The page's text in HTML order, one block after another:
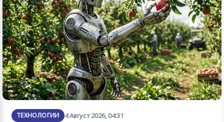
ТЕХНОЛОГИИ 4 Август 2026, 04:31